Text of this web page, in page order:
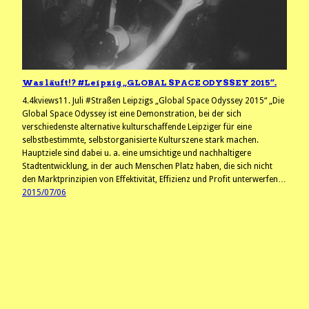
Was läuft!? #Leipzig „GLOBAL SPACE ODYSSEY 2015“.
4.4kviews11. Juli #Straßen Leipzigs „Global Space Odyssey 2015“ „Die
Global Space Odyssey ist eine Demonstration, bei der sich
verschiedenste alternative kulturschaffende Leipziger für eine
selbstbestimmte, selbstorganisierte Kulturszene stark machen.
Hauptziele sind dabei u. a. eine umsichtige und nachhaltigere
Stadtentwicklung, in der auch Menschen Platz haben, die sich nicht
den Marktprinzipien von Effektivität, Effizienz und Profit unterwerfen…
2015/07/06